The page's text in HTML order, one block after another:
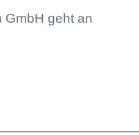
GmbH geht an